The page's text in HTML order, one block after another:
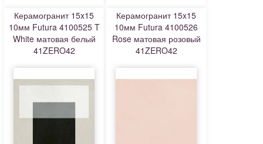
Керамогранит 15x15
10мм Futura 4100525 T
White матовая белый
41ZERO42
Керамогранит 15x15
10мм Futura 4100526
Rose матовая розовый
41ZERO42